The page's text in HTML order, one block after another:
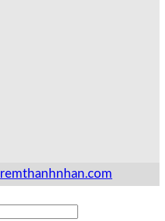
remthanhnhan.com